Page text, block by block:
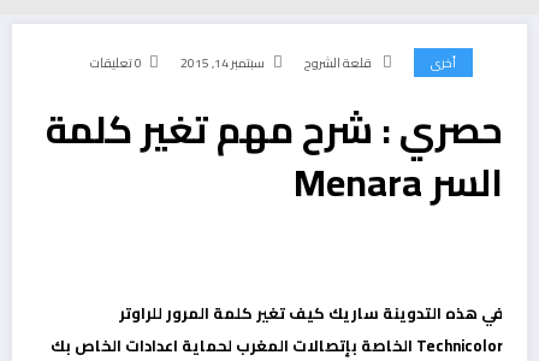
أخرى قلعة الشروح سبتمبر 14, 2015 0 تعليقات
حصري : شرح مهم تغير كلمة
السر Menara
في هذه التدوينة ساريك كيف تغير كلمة المرور للراوتر
Technicolor الخاصة بإتصالات المغرب لحماية اعدادات الخاص بك